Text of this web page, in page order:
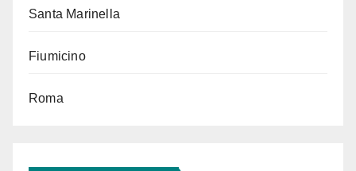
Santa Marinella
Fiumicino
Roma